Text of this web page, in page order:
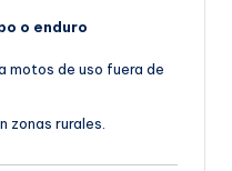
o enduro
motos de uso fuera de
zonas rurales.